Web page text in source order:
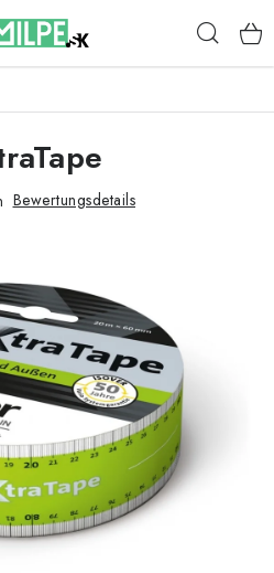
Cookies
Geschäftsbedingungen
Bewertungsdetails